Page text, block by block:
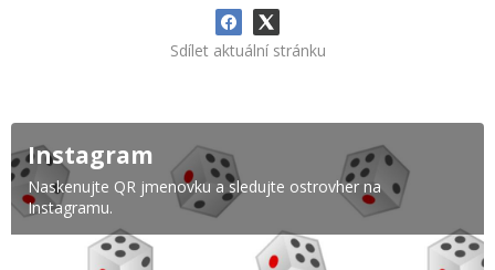
Sdílet aktuální stránku
Instagram
Naskenujte QR jmenovku a sledujte ostrovher na
Instagramu.